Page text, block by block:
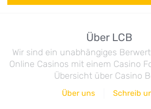
Über LCB
Wir sind ein unabhängiges
Online Casinos mit einem Casino
Übersicht über Casino
Über uns Schreib